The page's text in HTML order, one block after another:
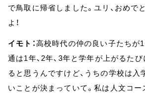
で鳥取に帰省しました。ユリ、おめで
よ！
イモト：高校時代の仲の良い子たちが
通は1年、2年、3年と学年が上がるた
ると思うんですけど、うちの学校は入
いことが決まっていて。私は人文コ